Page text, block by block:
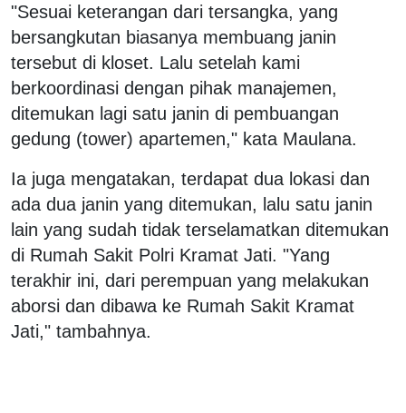
"Sesuai keterangan dari tersangka, yang
bersangkutan biasanya membuang janin
tersebut di kloset. Lalu setelah kami
berkoordinasi dengan pihak manajemen,
ditemukan lagi satu janin di pembuangan
gedung (tower) apartemen," kata Maulana.
Ia juga mengatakan, terdapat dua lokasi dan
ada dua janin yang ditemukan, lalu satu janin
lain yang sudah tidak terselamatkan ditemukan
di Rumah Sakit Polri Kramat Jati. "Yang
terakhir ini, dari perempuan yang melakukan
aborsi dan dibawa ke Rumah Sakit Kramat
Jati," tambahnya.